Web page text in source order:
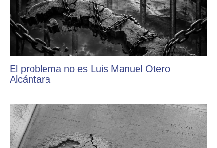
El problema no es Luis Manuel Otero
Alcántara